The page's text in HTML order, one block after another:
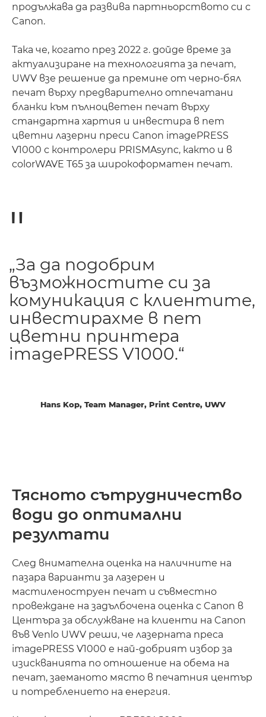
продължава да развива партньорството си с
Canon.
Така че, когато през 2022 г. дойде време за
актуализиране на технологията за печат,
UWV взе решение да премине от черно-бял
печат върху предварително отпечатани
бланки към пълноцветен печат върху
стандартна хартия и инвестира в пет
цветни лазерни преси Canon imagePRESS
V1000 с контролери PRISMAsync, както и в
colorWAVE T65 за широкоформатен печат.
Hans Kop, Team Manager, Print Centre, UWV
„За да подобрим
възможностите си за
комуникация с клиентите,
инвестирахме в пет
цветни принтера
imagePRESS V1000.“
Тясното сътрудничество
води до оптимални
резултати
След внимателна оценка на наличните на
пазара варианти за лазерен и
мастиленоструен печат и съвместно
провеждане на задълбочена оценка с Canon в
Центъра за обслужване на клиенти на Canon
във Venlo UWV реши, че лазерната преса
imagePRESS V1000 е най-добрият избор за
изискванията по отношение на обема на
печат, заеманото място в печатния център
и потреблението на енергия.